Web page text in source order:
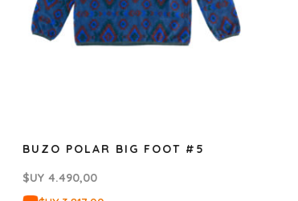
BUZO POLAR BIG FOOT #5
$UY 4.490,00